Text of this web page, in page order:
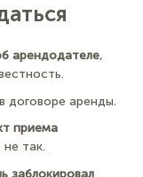
арендодателе,
договоре аренды.
приема
так.